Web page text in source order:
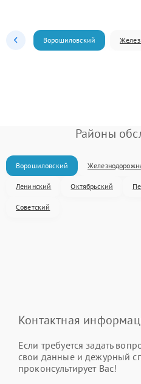
Ворошиловский
Районы
Ворошиловский
Ленинский Октябрьский
Советский
Контактная
Если требуется задать
свои данные и дежурный
проконсультирует Вас!